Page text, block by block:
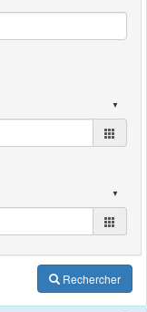
Rechercher